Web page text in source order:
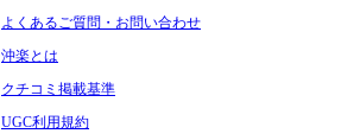
よくあるご質問・お問い合わせ
沖楽とは
クチコミ掲載基準
UGC利用規約